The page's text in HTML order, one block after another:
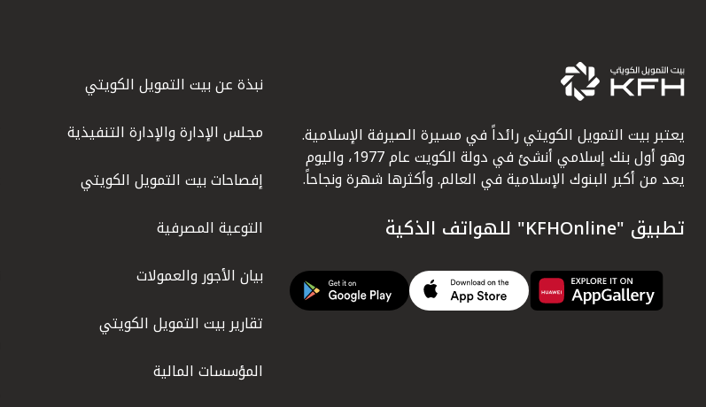
يعتبر بيت التمويل الكويتي رائداً في مسيرة الصيرفة الإسلامية.
وهو أول بنك إسلامي أنشئ في دولة الكويت عام 1977، واليوم
يعد من أكبر البنوك الإسلامية في العالم. وأكثرها شهرة ونجاحاً.
تطبيق "KFHOnline" للهواتف الذكية
نبذة عن بيت التمويل الكويتي
مجلس الإدارة والإدارة التنفيذية
إفصاحات بيت التمويل الكويتي
التوعية المصرفية
بيان الأجور والعمولات
تقارير بيت التمويل الكويتي
المؤسسات المالية